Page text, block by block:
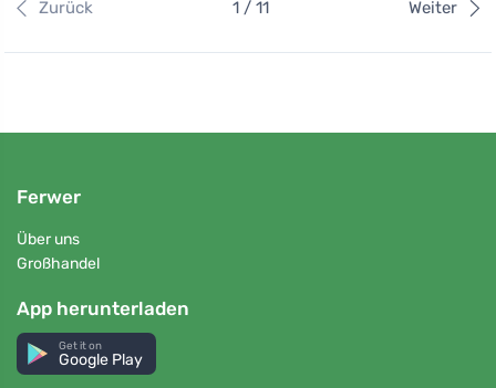
Zurück 1 / 11 Weiter
Ferwer
Über uns
Großhandel
App herunterladen
Get it on
Google Play